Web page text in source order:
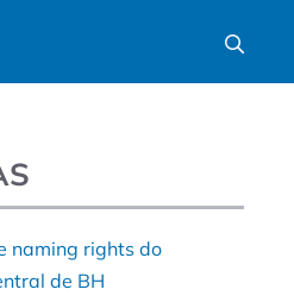
naming rights do
de BH